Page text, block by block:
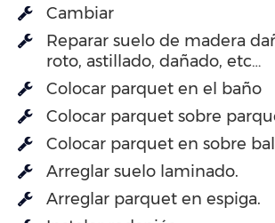
Cambiar
Reparar suelo de madera
roto, astillado, dañado, etc…
Colocar parquet en el baño
Colocar parquet sobre
Colocar parquet en sobre
Arreglar suelo laminado.
Arreglar parquet en espiga.